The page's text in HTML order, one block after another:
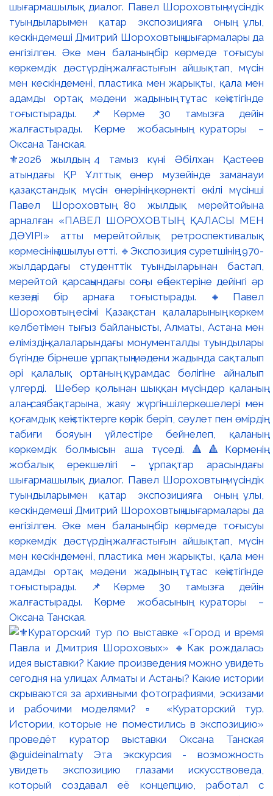
⚜️2026 жылдың 4 тамыз күні Әбілхан Қастеев
атындағы ҚР Ұлттық өнер музейінде заманауи
қазақстандық мүсін өнерінің көрнекті өкілі мүсінші
Павел Шороховтың 80 жылдық мерейтойына
арналған «ПАВЕЛ ШОРОХОВТЫҢ ҚАЛАСЫ МЕН
ДӘУІРІ» атты мерейтойлық ретроспективалық
көрмесінің ашылуы өтті. 🔹Экспозиция суретшінің 1970-
жылдардағы студенттік туындыларынан бастап,
мерейтой қарсаңындағы соңғы еңбектеріне дейінгі әр
кезеңді бір арнаға тоғыстырады. 🔸Павел
Шороховтың есімі Қазақстан қалаларының көркем
келбетімен тығыз байланысты, Алматы, Астана мен
еліміздің қалаларындағы монументалды туындылары
бүгінде бірнеше ұрпақтың мәдени жадында сақталып
әрі қалалық ортаның құрамдас бөлігіне айналып
үлгерді. Шебер қолынан шыққан мүсіндер қаланың
алаң-саябақтарына, жаяу жүргіншілеркөшелері мен
қоғамдық кеңістіктерге көрік беріп, сәулет пен өмірдің
табиғи бояуын үйлестіре бейнелеп, қаланың
көркемдік болмысын аша түседі. 🔺🔺Көрменің
жобалық ерекшелігі – ұрпақтар арасындағы
шығармашылық диалог. Павел Шороховтың мүсіндік
туындыларымен қатар экспозицияға оның ұлы,
кескіндемеші Дмитрий Шороховтың шығармалары да
енгізілген. Әке мен баланың бір көрмеде тоғысуы
көркемдік дәстүрдің жалғастығын айшықтап, мүсін
мен кескіндемені, пластика мен жарықты, қала мен
адамды ортақ мәдени жадының тұтас кеңістігінде
тоғыстырады. 📌Көрме 30 тамызға дейін
жалғастырады. Көрме жобасының кураторы –
Оксана Танская.